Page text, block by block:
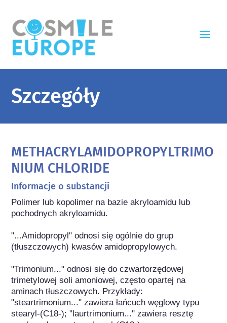
Szczegóły
METHACRYLAMIDOPROPYLTRIMO
NIUM CHLORIDE
Informacje o substancji
Polimer lub kopolimer na bazie akryloamidu lub
pochodnych akryloamidu.
"...Amidopropyl" odnosi się ogólnie do grup
(tłuszczowych) kwasów amidopropylowych.
"Trimonium..." odnosi się do czwartorzędowej
trimetylowej soli amoniowej, często opartej na
aminach tłuszczowych. Przykłady:
"steartrimonium..." zawiera łańcuch węglowy typu
stearyl-(C18-); "laurtrimonium..." zawiera resztę